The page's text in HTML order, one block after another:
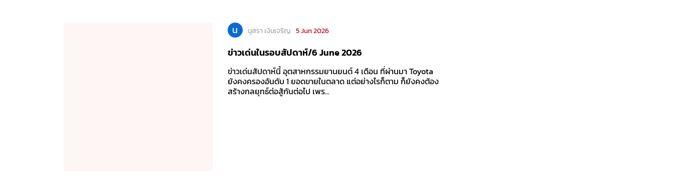
น นุสรา เงินเจริญ 5 Jun 2026
ข่าวเด่นในรอบสัปดาห์/6 June 2026
ข่าวเด่นสัปดาห์นี้ อุตสาหกรรมยานยนต์ 4 เดือน ที่ผ่านมา Toyota
ยังคงครองอันดับ 1 ยอดขายในตลาด แต่อย่างไรก็ตาม ก็ยังคงต้อง
สร้างกลยุทธ์ต่อสู้กันต่อไป เพร...